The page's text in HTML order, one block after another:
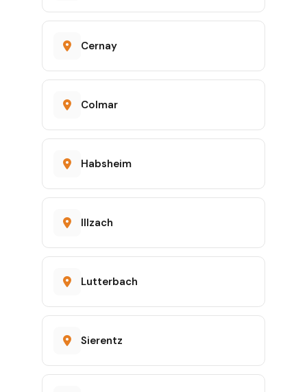
Cernay
Colmar
Habsheim
Illzach
Lutterbach
Sierentz